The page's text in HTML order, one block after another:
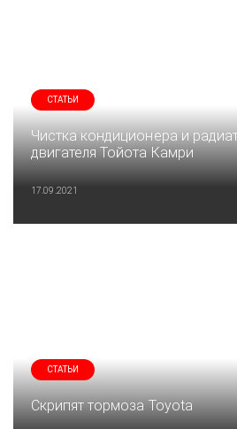
СТАТЬИ
Чистка кондиционера и
двигателя Тойота Камри
17.09.2021
СТАТЬИ
Скрипят тормоза Toyota